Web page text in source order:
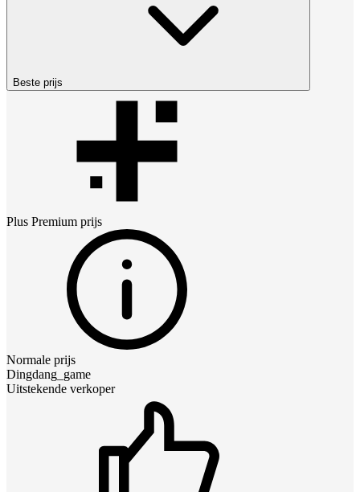
Beste prijs
Plus Premium prijs
Normale prijs
Dingdang_game
Uitstekende verkoper